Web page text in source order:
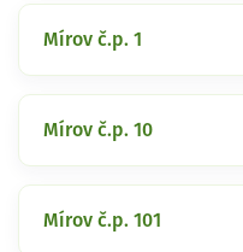
Mírov č.p. 1
Mírov č.p. 10
Mírov č.p. 101